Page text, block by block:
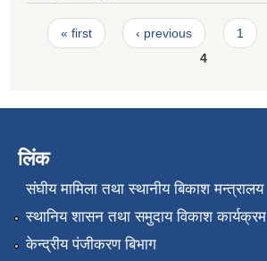
Pages
« first ‹ previous 1
4
लिंक
संघीय मामिला तथा स्थानीय बिकाश मन्त्रालय
स्थानिय शासन तथा समुदाय विकाश कार्यक्रम
केन्द्रीय पंजीकरण बिभाग